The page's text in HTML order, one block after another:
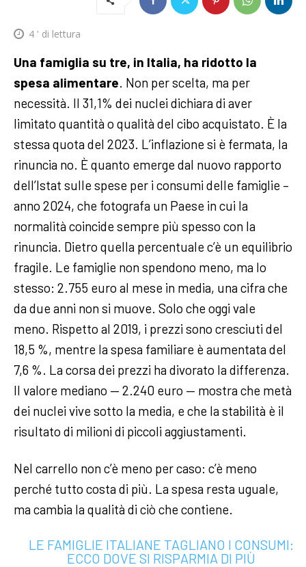
4 ' di lettura
Una famiglia su tre, in Italia, ha ridotto la
spesa alimentare. Non per scelta, ma per
necessità. Il 31,1% dei nuclei dichiara di aver
limitato quantità o qualità del cibo acquistato. È la
stessa quota del 2023. L’inflazione si è fermata, la
rinuncia no. È quanto emerge dal nuovo rapporto
dell’Istat sulle spese per i consumi delle famiglie –
anno 2024, che fotografa un Paese in cui la
normalità coincide sempre più spesso con la
rinuncia. Dietro quella percentuale c’è un equilibrio
fragile. Le famiglie non spendono meno, ma lo
stesso: 2.755 euro al mese in media, una cifra che
da due anni non si muove. Solo che oggi vale
meno. Rispetto al 2019, i prezzi sono cresciuti del
18,5 %, mentre la spesa familiare è aumentata del
7,6 %. La corsa dei prezzi ha divorato la differenza.
Il valore mediano — 2.240 euro — mostra che metà
dei nuclei vive sotto la media, e che la stabilità è il
risultato di milioni di piccoli aggiustamenti.
Nel carrello non c’è meno per caso: c’è meno
perché tutto costa di più. La spesa resta uguale,
ma cambia la qualità di ciò che contiene.
LE FAMIGLIE ITALIANE TAGLIANO I CONSUMI:
ECCO DOVE SI RISPARMIA DI PIÙ